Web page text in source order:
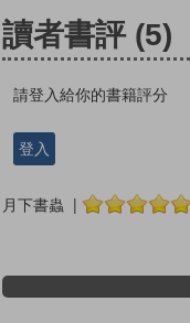
讀者書評 (5)
請登入給你的書籍評分
登入
月下書蟲 |